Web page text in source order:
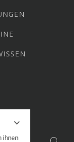
ihnen